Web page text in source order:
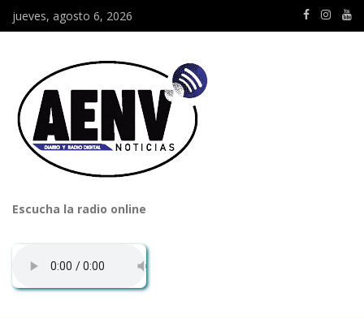
jueves, agosto 6, 2026
Escucha la radio online